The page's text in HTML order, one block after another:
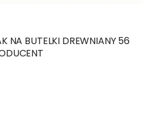
NA BUTELKI DREWNIANY 56